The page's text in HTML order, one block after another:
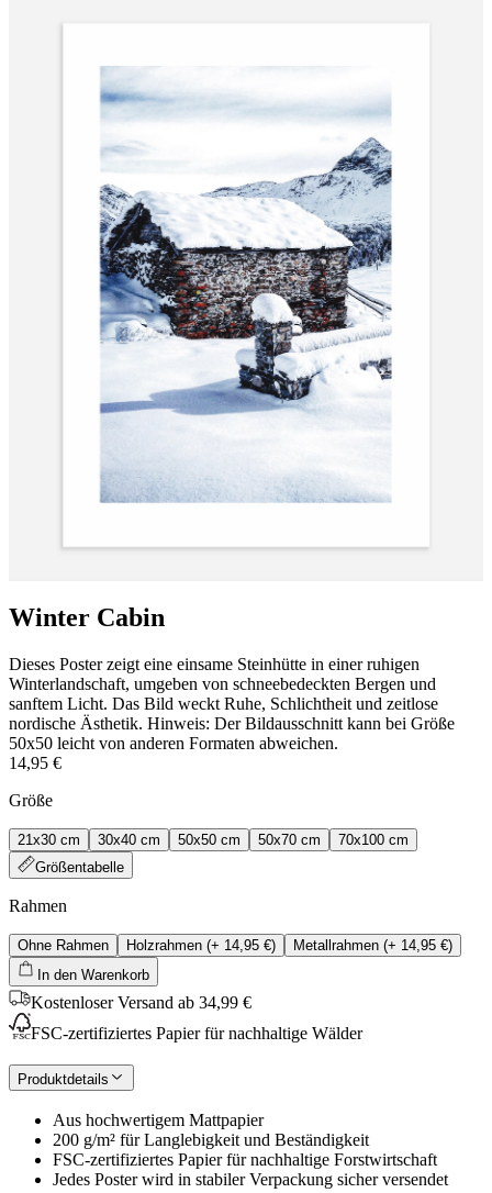
Winter Cabin
Dieses Poster zeigt eine einsame Steinhütte in einer ruhigen
Winterlandschaft, umgeben von schneebedeckten Bergen und
sanftem Licht. Das Bild weckt Ruhe, Schlichtheit und zeitlose
nordische Ästhetik. Hinweis: Der Bildausschnitt kann bei Größe
50x50 leicht von anderen Formaten abweichen.
14,95 €
Größe
21x30 cm 30x40 cm 50x50 cm 50x70 cm
70x100 cm
Größentabelle
Rahmen
Ohne Rahmen Holzrahmen (+ 14,95 €) Metallrahmen (+ 14,95 €)
In den Warenkorb
Kostenloser Versand ab 34,99 €
FSC-zertifiziertes Papier für nachhaltige Wälder
Produktdetails
Aus hochwertigem Mattpapier
200 g/m² für Langlebigkeit und Beständigkeit
FSC-zertifiziertes Papier für nachhaltige Forstwirtschaft
Jedes Poster wird in stabiler Verpackung sicher versendet